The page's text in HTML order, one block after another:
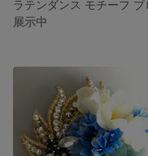
展示中